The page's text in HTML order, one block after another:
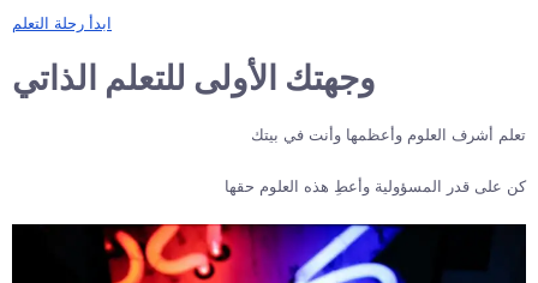
ابدأ رحلة التعلم
وجهتك الأولى للتعلم الذاتي
تعلم أشرف العلوم وأعظمها وأنت في بيتك
كن على قدر المسؤولية وأعطِ هذه العلوم حقها